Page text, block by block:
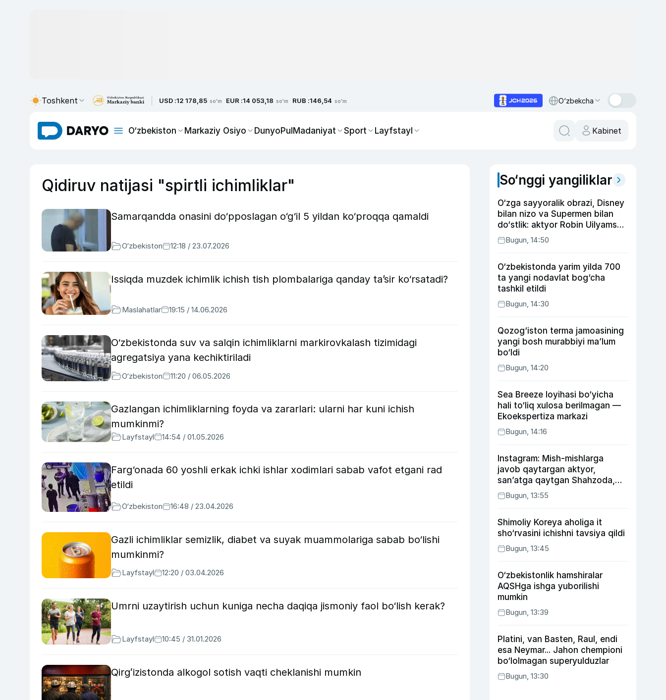
Toshkent USD :12 178,85 so'm EUR :14 053,18 so'm RUB :146,54 so'm O‘zbekcha
O‘zbekiston Markaziy Osiyo DunyoPulMadaniyat Sport Layfstayl Kabinet
Qidiruv natijasi "spirtli ichimliklar"
Samarqandda onasini do‘pposlagan o‘g‘il 5 yildan ko‘proqqa qamaldi
O‘zbekiston 12:18 / 23.07.2026
Issiqda muzdek ichimlik ichish tish plombalariga qanday ta’sir ko‘rsatadi?
Maslahatlar 19:15 / 14.06.2026
O‘zbekistonda suv va salqin ichimliklarni markirovkalash tizimidagi
agregatsiya yana kechiktiriladi
O‘zbekiston 11:20 / 06.05.2026
Gazlangan ichimliklarning foyda va zararlari: ularni har kuni ichish
mumkinmi?
Layfstayl 14:54 / 01.05.2026
Farg‘onada 60 yoshli erkak ichki ishlar xodimlari sabab vafot etgani rad
etildi
O‘zbekiston 16:48 / 23.04.2026
Gazli ichimliklar semizlik, diabet va suyak muammolariga sabab bo‘lishi
mumkinmi?
Layfstayl 12:20 / 03.04.2026
Umrni uzaytirish uchun kuniga necha daqiqa jismoniy faol bo‘lish kerak?
Layfstayl 10:45 / 31.01.2026
Qirgʻizistonda alkogol sotish vaqti cheklanishi mumkin
So‘nggi yangiliklar
O‘zga sayyoralik obrazi, Disney
bilan nizo va Supermen bilan
do‘stlik: aktyor Robin Uilyams
haqida ko‘pchilik bilmaydigan
faktlar
Bugun, 14:50
O‘zbekistonda yarim yilda 700
ta yangi nodavlat bog‘cha
tashkil etildi
Bugun, 14:30
Qozog‘iston terma jamoasining
yangi bosh murabbiyi ma’lum
bo‘ldi
Bugun, 14:20
Sea Breeze loyihasi bo‘yicha
hali to‘liq xulosa berilmagan —
Ekoekspertiza markazi
Bugun, 14:16
Instagram: Mish-mishlarga
javob qaytargan aktyor,
san’atga qaytgan Shahzoda,
yo‘lga asfalt yotqizgan
Jahongir Otajonov
Bugun, 13:55
Shimoliy Koreya aholiga it
sho‘rvasini ichishni tavsiya qildi
Bugun, 13:45
O‘zbekistonlik hamshiralar
AQSHga ishga yuborilishi
mumkin
Bugun, 13:39
Platini, van Basten, Raul, endi
esa Neymar... Jahon chempioni
bo‘lolmagan superyulduzlar
Bugun, 13:30